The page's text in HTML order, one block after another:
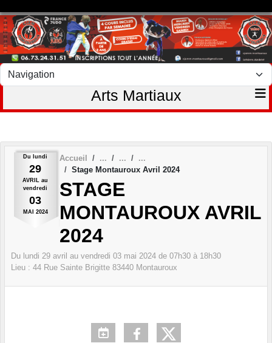
Arts Martiaux
Du lundi
29
AVRIL
au
vendredi
03
MAI 2024
Accueil
Stage Montauroux Avril 2024
STAGE
MONTAUROUX AVRIL
2024
Du lundi 29 avril au vendredi 03 mai 2024 de 07h30 à 18h30
Lieu : 44 Rue Sainte Brigitte 83440 Montauroux